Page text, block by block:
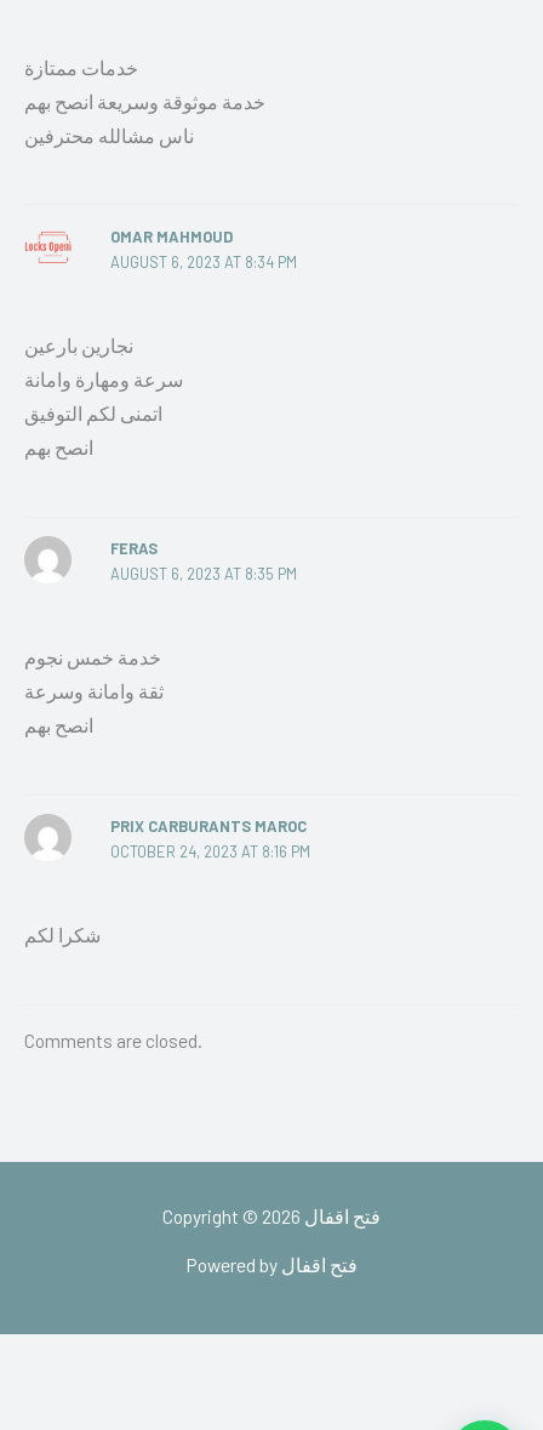
خدمات ممتازة
خدمة موثوقة وسريعة انصح بهم
ناس مشالله محترفين
OMAR MAHMOUD
AUGUST 6, 2023 AT 8:34 PM
نجارين بارعين
سرعة ومهارة وامانة
اتمنى لكم التوفيق
انصح بهم
FERAS
AUGUST 6, 2023 AT 8:35 PM
خدمة خمس نجوم
ثقة وامانة وسرعة
انصح بهم
PRIX CARBURANTS MAROC
OCTOBER 24, 2023 AT 8:16 PM
شكرا لكم
Comments are closed.
Copyright © 2026 فتح اقفال
Powered by فتح اقفال